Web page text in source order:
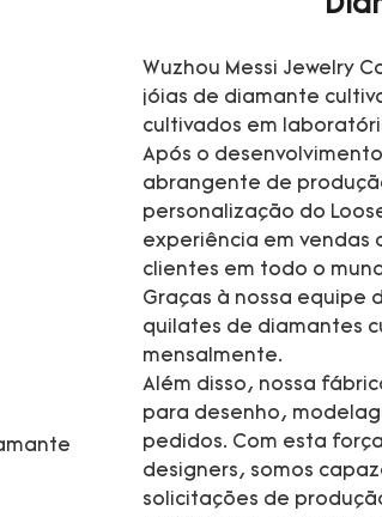
Wuzhou Messi Jewelry
jóias de diamante
cultivados em
Após o
abrangente de
personalização do
experiência em vendas
clientes em todo o
Graças à nossa equipe
quilates de diamantes
mensalmente.
Além disso, nossa
para desenho,
pedidos. Com esta
designers, somos
solicitações de